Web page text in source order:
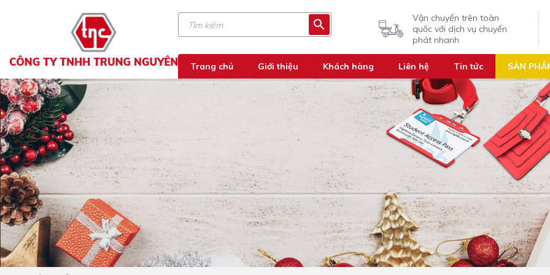
Vận chuyển trên toàn
quốc với dịch vụ chuyển
phát nhanh
Trang chủ Giới thiệu Khách hàng Liên hệ Tin tức SẢN